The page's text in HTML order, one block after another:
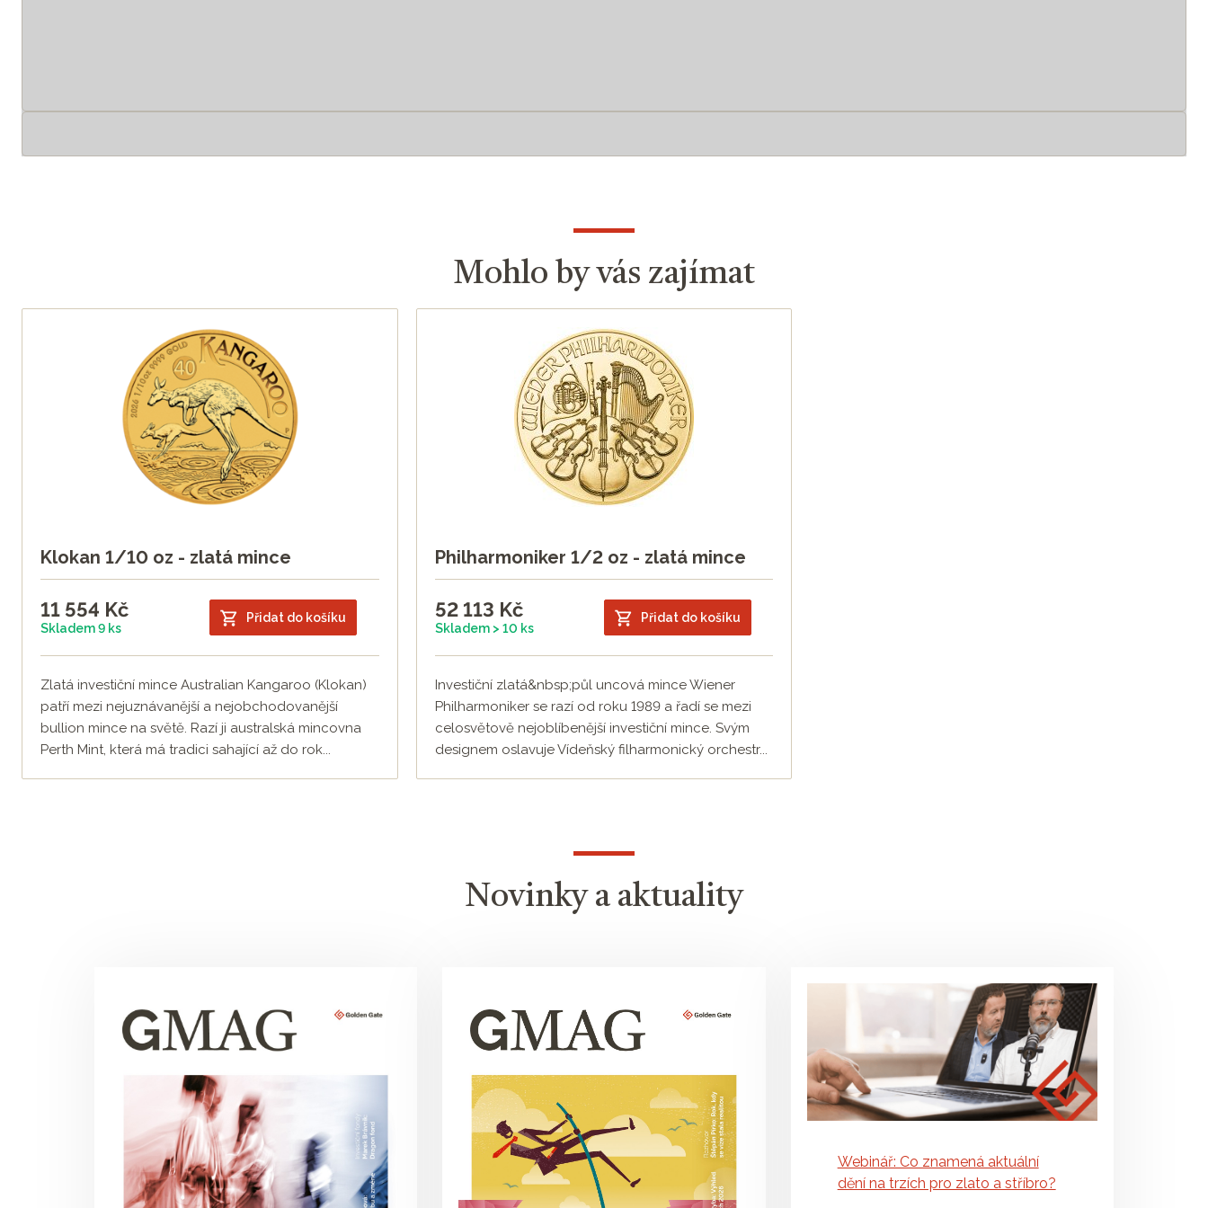
Mohlo by vás zajímat
Klokan 1/10 oz - zlatá mince
11 554 Kč
Skladem 9 ks
Přidat do košíku
Zlatá investiční mince Australian Kangaroo (Klokan)
patří mezi nejuznávanější a nejobchodovanější
bullion mince na světě. Razí ji australská mincovna
Perth Mint, která má tradici sahající až do rok...
Philharmoniker 1/2 oz - zlatá mince
52 113 Kč
Skladem > 10 ks
Přidat do košíku
Investiční zlatá&nbsp;půl uncová mince Wiener
Philharmoniker se razí od roku 1989 a řadí se mezi
celosvětově nejoblíbenější investiční mince. Svým
designem oslavuje Vídeňský filharmonický orchestr...
Novinky a aktuality
Webinář: Co znamená aktuální
dění na trzích pro zlato a stříbro?